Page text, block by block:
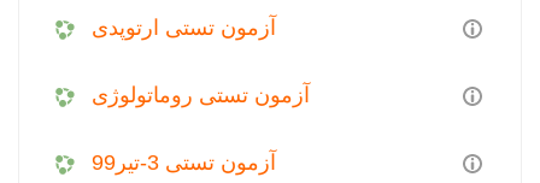
آزمون تستی ارتوپدی
آزمون تستی روماتولوژی
آزمون تستی 3-تیر99